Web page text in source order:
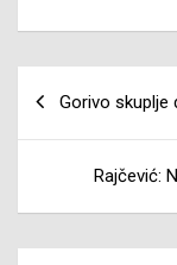
Gorivo skuplje
Rajčević: